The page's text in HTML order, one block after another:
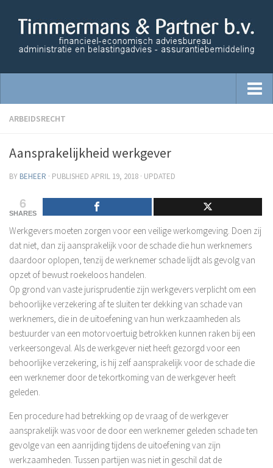
Home
Administratie
Advisering
Opzetten financiële administratie
Salaris Administratie
Overige Diensten
Financiële analyses
Verzekeringen
Contact
Aangifte Inkomstenbelasting 2018
Privacyverklaring
ARBEIDSRECHT
Aansprakelijkheid werkgever
BY BEHEER · PUBLISHED APRIL 19, 2018 · UPDATED
6
SHARES
Werkgevers moeten zorgen voor een veilige werkomgeving. Doen zij
dat niet, dan zij aansprakelijk voor de schade die hun werknemers
daardoor oplopen, tenzij de werknemer schade lijdt als gevolg van
opzet of bewust roekeloos handelen.
Op grond van vaste jurisprudentie zijn werkgevers verplicht om een
behoorlijke verzekering af te sluiten ter dekking van schade van
werknemers, die in de uitoefening van hun werkzaamheden als
bestuurder van een motorvoertuig betrokken kunnen raken bij een
verkeersongeval. Als de werkgever niet heeft gezorgd voor een
behoorlijke verzekering, is hij zelf aansprakelijk voor de schade die
een werknemer door de tekortkoming van de werkgever heeft
geleden.
Een procedure had betrekking op de vraag of de werkgever
aansprakelijk was voor de door een werknemer geleden schade ten
gevolge van een aanrijding tijdens de uitoefening van zijn
werkzaamheden. Tussen partijen was niet in geschil dat de